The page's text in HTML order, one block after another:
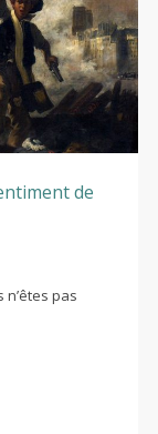
de
n’êtes pas